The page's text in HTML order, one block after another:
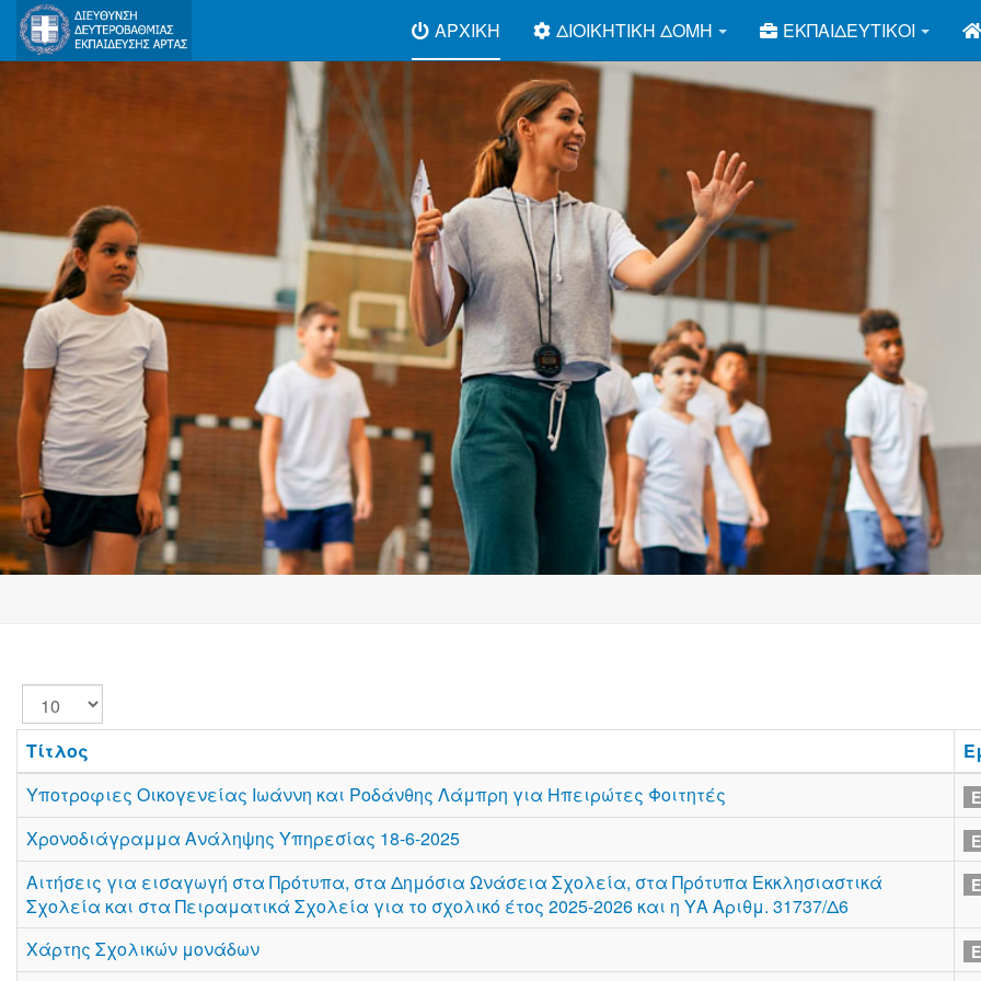
ΑΡΧΙΚΉ ΔΙΟΙΚΗΤΙΚΉ ΔΟΜΉ ΕΚΠΑΙΔΕΥΤΙΚΟΊ
Εμφάνιση
#
Τίτλος
Υποτροφιες Οικογενείας Ιωάννη και Ροδάνθης Λάμπρη για Ηπειρώτες Φοιτητές
Χρονοδιάγραμμα Ανάληψης Υπηρεσίας 18-6-2025
Αιτήσεις για εισαγωγή στα Πρότυπα, στα Δημόσια Ωνάσεια Σχολεία, στα Πρότυπα Εκκλησιαστικά
Σχολεία και στα Πειραματικά Σχολεία για το σχολικό έτος 2025-2026 και η ΥΑ Αριθμ. 31737/Δ6
Χάρτης Σχολικών μονάδων